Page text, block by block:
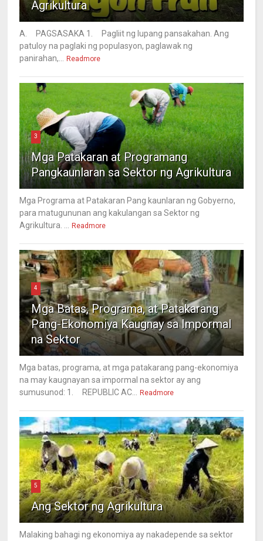
Agrikultura
A. PAGSASAKA 1. Pagliit ng lupang pansakahan. Ang
patuloy na paglaki ng populasyon, paglawak ng
panirahan,...
Readmore
3
Mga Patakaran at Programang
Pangkaunlaran sa Sektor ng Agrikultura
Mga Programa at Patakaran Pang kaunlaran ng Gobyerno,
para matugununan ang kakulangan sa Sektor ng
Agrikultura. ...
Readmore
4
Mga Batas, Programa, at Patakarang
Pang-Ekonomiya Kaugnay sa Impormal
na Sektor
Mga batas, programa, at mga patakarang pang-ekonomiya
na may kaugnayan sa impormal na sektor ay ang
sumusunod: 1. REPUBLIC AC...
Readmore
5
Ang Sektor ng Agrikultura
Malaking bahagi ng ekonomiya ay nakadepende sa sektor